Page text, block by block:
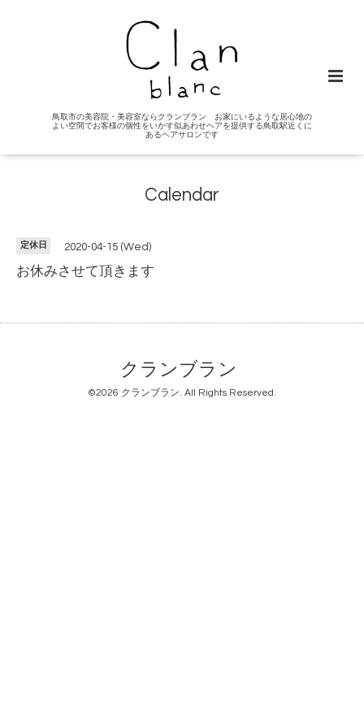
鳥取市の美容院・美容室ならクランブラン お家にいるような居心地の
よい空間でお客様の個性をいかす似あわせヘアを提供する鳥取駅近くに
あるヘアサロンです
Calendar
定休日 2020-04-15 (Wed)
お休みさせて頂きます
クランブラン
©2026 クランブラン. All Rights Reserved.